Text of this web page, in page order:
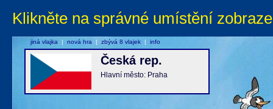
Klikněte na správné umístění
Česká rep.
Hlavní město: Praha
jiná vlajka | nová hra | zbývá 8 vlajek | info